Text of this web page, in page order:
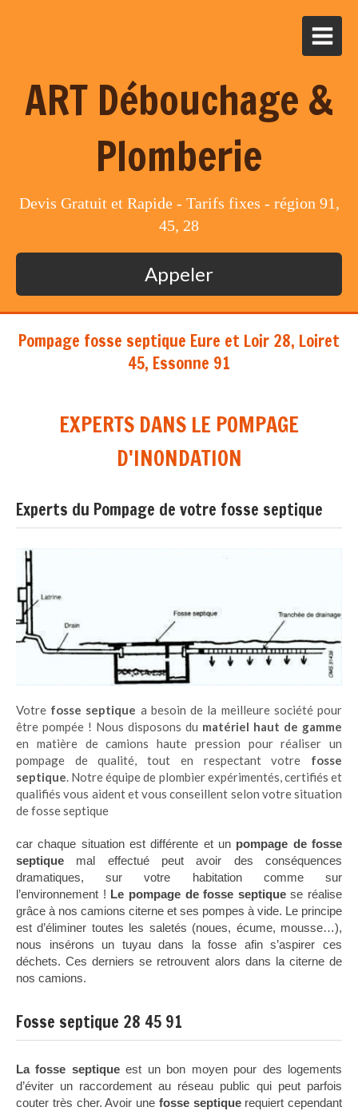
ART Débouchage &
Plomberie
Devis Gratuit et Rapide - Tarifs fixes - région 91,
45, 28
Appeler
Pompage fosse septique Eure et Loir 28, Loiret
45, Essonne 91
EXPERTS DANS LE POMPAGE
D'INONDATION
Experts du Pompage de votre fosse septique
Votre fosse septique a besoin de la meilleure société pour
être pompée ! Nous disposons du matériel haut de gamme
en matière de camions haute pression pour réaliser un
pompage de qualité, tout en respectant votre fosse
septique. Notre équipe de plombier expérimentés, certifiés et
qualifiés vous aident et vous conseillent selon votre situation
de fosse septique
car chaque situation est différente et un pompage de fosse
septique mal effectué peut avoir des conséquences
dramatiques, sur votre habitation comme sur
l’environnement ! Le pompage de fosse septiquese réalise
grâce à nos camions citerne et ses pompes à vide. Le principe
est d’éliminer toutes les saletés (noues, écume, mousse…),
nous insérons un tuyau dans la fosse afin s’aspirer ces
déchets. Ces derniers se retrouvent alors dans la citerne de
nos camions.
Fosse septique 28 45 91
La fosse septiqueest un bon moyen pour des logements
d’éviter un raccordement au réseau public qui peut parfois
couter très cher. Avoir une fosse septiquerequiert cependant